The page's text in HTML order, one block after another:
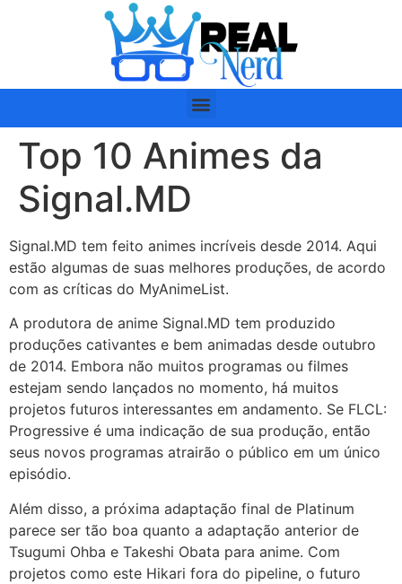
Top 10 Animes da
Signal.MD
Signal.MD tem feito animes incríveis desde 2014. Aqui
estão algumas de suas melhores produções, de acordo
com as críticas do MyAnimeList.
A produtora de anime Signal.MD tem produzido
produções cativantes e bem animadas desde outubro
de 2014. Embora não muitos programas ou filmes
estejam sendo lançados no momento, há muitos
projetos futuros interessantes em andamento. Se FLCL:
Progressive é uma indicação de sua produção, então
seus novos programas atrairão o público em um único
episódio.
Além disso, a próxima adaptação final de Platinum
parece ser tão boa quanto a adaptação anterior de
Tsugumi Ohba e Takeshi Obata para anime. Com
projetos como este Hikari fora do pipeline, o futuro